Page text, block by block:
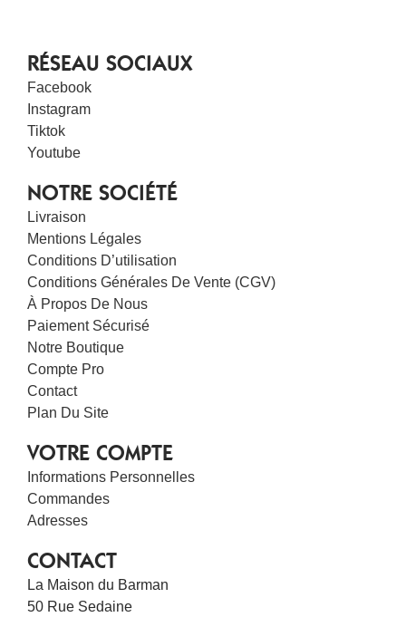
RÉSEAU SOCIAUX
Facebook
Instagram
Tiktok
Youtube
NOTRE SOCIÉTÉ
Livraison
Mentions Légales
Conditions D’utilisation
Conditions Générales De Vente (CGV)
À Propos De Nous
Paiement Sécurisé
Notre Boutique
Compte Pro
Contact
Plan Du Site
VOTRE COMPTE
Informations Personnelles
Commandes
Adresses
CONTACT
La Maison du Barman
50 Rue Sedaine